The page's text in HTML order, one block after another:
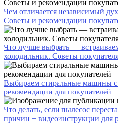
Чем отличается независимый
Советы и рекомендации
Что лучше выбрать —
холодильник. Советы
Выбираем стиральные машины с
рекомендации для покупателей
Что делать, если пылесос
причин + видеоинструкции для